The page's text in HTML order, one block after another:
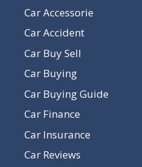
Car Accessorie
Car Accident
Car Buy Sell
Car Buying
Car Buying Guide
Car Finance
Car Insurance
Car Reviews